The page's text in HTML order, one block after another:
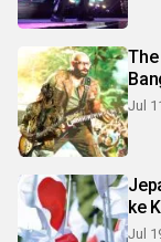
Jul
ke
Jul